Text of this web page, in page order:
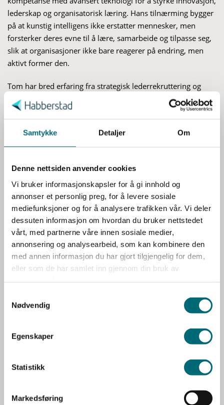
Samtykke Detaljer Om
Denne nettsiden anvender cookies
Vi bruker informasjonskapsler for å gi innhold og
annonser et personlig preg, for å levere sosiale
mediefunksjoner og for å analysere trafikken vår. Vi deler
dessuten informasjon om hvordan du bruker nettstedet
vårt, med partnerne våre innen sosiale medier,
annonsering og analysearbeid, som kan kombinere den
med annen informasjon du har gjort tilgjengelig for dem,
eller som de har samlet inn gjennom din bruk av
S
m
y
Nødvendig
Egenskaper
Statistikk
Markedsføring
lederskap og organisatorisk læring. Hans tilnærming bygger
på at kunstig intelligens ikke erstatter mennesker, men
forsterker deres evne til å lære, samarbeide og tilpasse seg,
slik at organisasjoner ikke bare reagerer på endring, men
aktivt former den.
Tom har bred erfaring fra strategisk lederrekruttering og
Executive Search, der han kartlegger kultur, kapabiliteter og
strategiske mål for å identifisere ledere som skaper helhetlig
som Major og prosjektleder for strukturelle omstillinger, og
har utdannelse fra BI, Universitetet i Oslo, Harvard og MIT
I Habberstad fokuserer Tom på organisasjonsutvikling og
transformasjon, inkludert organisasjonsdesign, kultur,
strategisk arbeidskraftplanlegging og kapabilitetsutvikling,
støttet av kunstig intelligens. Målet er å utvikle
organisasjoner som lærer raskere, samarbeider bedre og
utnytter sine kapabiliteter optimalt, slik at de skaper varig
verdi, høyere ressursutnyttelse og sterkere
gjennomføringsevne.